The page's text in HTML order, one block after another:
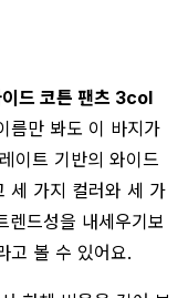
드 코튼 팬츠 3col
름만 봐도 이 바지가
이트 기반의 와이드
세 가지 컬러와 세 가
렌드성을 내세우기보
고 볼 수 있어요.